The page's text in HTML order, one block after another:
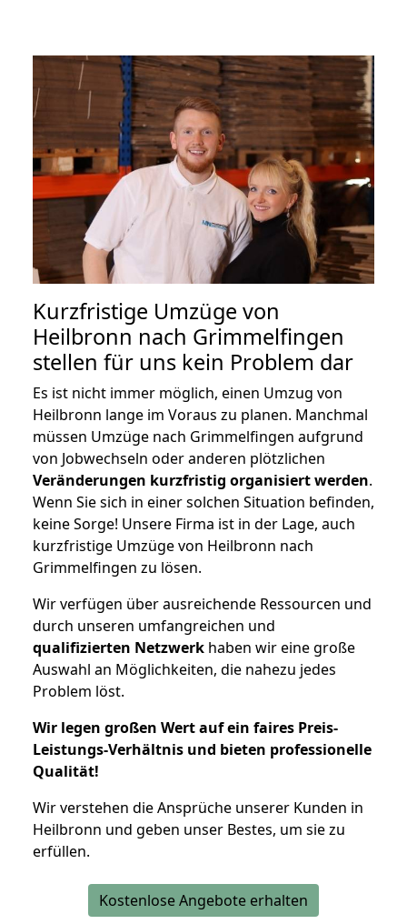
Kurzfristige Umzüge von
Heilbronn nach Grimmelfingen
stellen für uns kein Problem dar
Es ist nicht immer möglich, einen Umzug von
Heilbronn lange im Voraus zu planen. Manchmal
müssen Umzüge nach Grimmelfingen aufgrund
von Jobwechseln oder anderen plötzlichen
Veränderungen kurzfristig organisiert werden.
Wenn Sie sich in einer solchen Situation befinden,
keine Sorge! Unsere Firma ist in der Lage, auch
kurzfristige Umzüge von Heilbronn nach
Grimmelfingen zu lösen.
Wir verfügen über ausreichende Ressourcen und
durch unseren umfangreichen und
qualifizierten Netzwerk haben wir eine große
Auswahl an Möglichkeiten, die nahezu jedes
Problem löst.
Wir legen großen Wert auf ein faires Preis-
Leistungs-Verhältnis und bieten professionelle
Qualität!
Wir verstehen die Ansprüche unserer Kunden in
Heilbronn und geben unser Bestes, um sie zu
erfüllen.
Kostenlose Angebote erhalten